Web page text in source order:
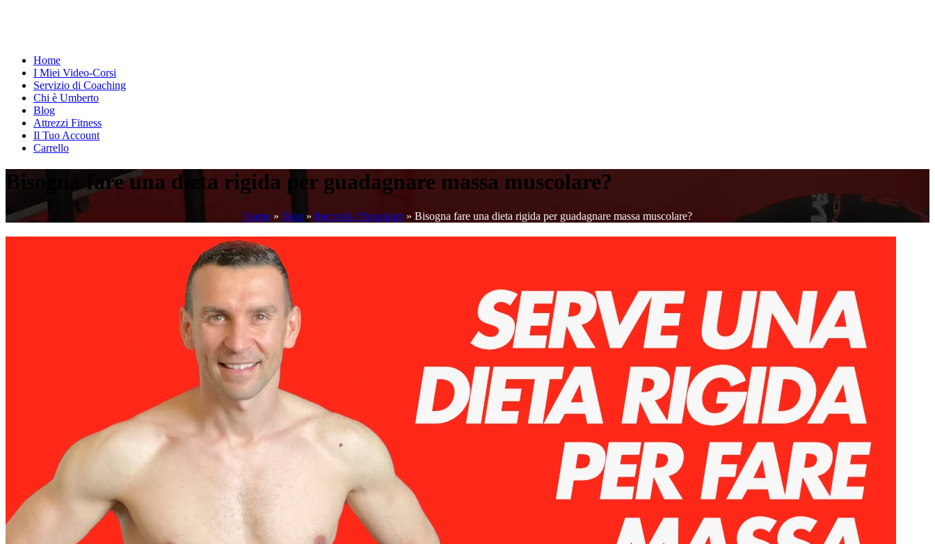
Home
I Miei Video-Corsi
Servizio di Coaching
Chi è Umberto
Blog
Attrezzi Fitness
Il Tuo Account
Carrello
Bisogna fare una dieta rigida per guadagnare massa muscolare?
Home» Blog» Ipertrofia Muscolare» Bisogna fare una dieta rigida per guadagnare massa muscolare?